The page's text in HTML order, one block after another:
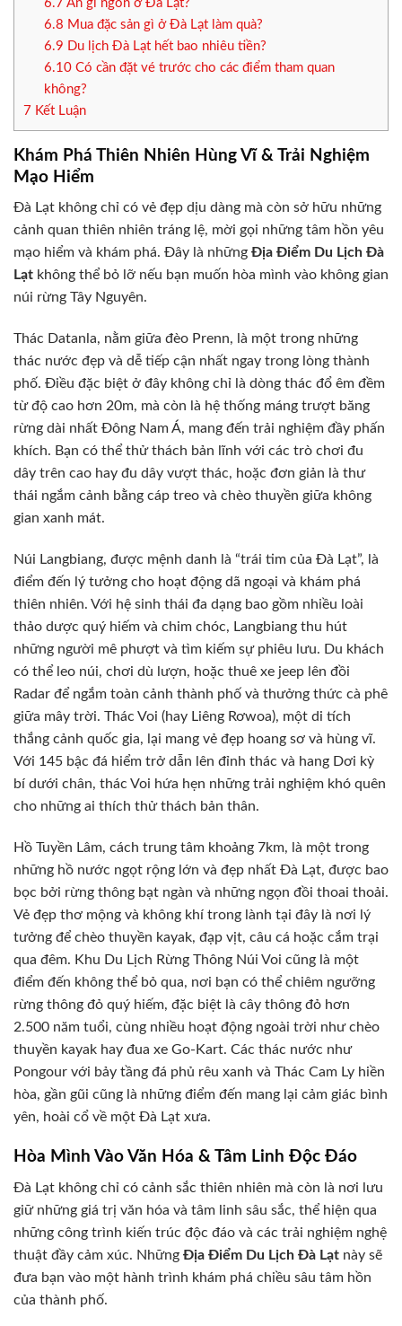
6.7 Ăn gì ngon ở Đà Lạt?
6.8 Mua đặc sản gì ở Đà Lạt làm quà?
6.9 Du lịch Đà Lạt hết bao nhiêu tiền?
6.10Có cần đặt vé trước cho các điểm tham quan
không?
7 Kết Luận
Khám Phá Thiên Nhiên Hùng Vĩ & Trải Nghiệm
Mạo Hiểm
Đà Lạt không chỉ có vẻ đẹp dịu dàng mà còn sở hữu những
cảnh quan thiên nhiên tráng lệ, mời gọi những tâm hồn yêu
mạo hiểm và khám phá. Đây là những Địa Điểm Du Lịch Đà
Lạt không thể bỏ lỡ nếu bạn muốn hòa mình vào không gian
núi rừng Tây Nguyên.
Thác Datanla, nằm giữa đèo Prenn, là một trong những
thác nước đẹp và dễ tiếp cận nhất ngay trong lòng thành
phố. Điều đặc biệt ở đây không chỉ là dòng thác đổ êm đềm
từ độ cao hơn 20m, mà còn là hệ thống máng trượt băng
rừng dài nhất Đông Nam Á, mang đến trải nghiệm đầy phấn
khích. Bạn có thể thử thách bản lĩnh với các trò chơi đu
dây trên cao hay đu dây vượt thác, hoặc đơn giản là thư
thái ngắm cảnh bằng cáp treo và chèo thuyền giữa không
gian xanh mát.
Núi Langbiang, được mệnh danh là “trái tim của Đà Lạt”, là
điểm đến lý tưởng cho hoạt động dã ngoại và khám phá
thiên nhiên. Với hệ sinh thái đa dạng bao gồm nhiều loài
thảo dược quý hiếm và chim chóc, Langbiang thu hút
những người mê phượt và tìm kiếm sự phiêu lưu. Du khách
có thể leo núi, chơi dù lượn, hoặc thuê xe jeep lên đồi
Radar để ngắm toàn cảnh thành phố và thưởng thức cà phê
giữa mây trời. Thác Voi (hay Liêng Rơwoa), một di tích
thắng cảnh quốc gia, lại mang vẻ đẹp hoang sơ và hùng vĩ.
Với 145 bậc đá hiểm trở dẫn lên đỉnh thác và hang Dơi kỳ
bí dưới chân, thác Voi hứa hẹn những trải nghiệm khó quên
cho những ai thích thử thách bản thân.
Hồ Tuyền Lâm, cách trung tâm khoảng 7km, là một trong
những hồ nước ngọt rộng lớn và đẹp nhất Đà Lạt, được bao
bọc bởi rừng thông bạt ngàn và những ngọn đồi thoai thoải.
Vẻ đẹp thơ mộng và không khí trong lành tại đây là nơi lý
tưởng để chèo thuyền kayak, đạp vịt, câu cá hoặc cắm trại
qua đêm. Khu Du Lịch Rừng Thông Núi Voi cũng là một
điểm đến không thể bỏ qua, nơi bạn có thể chiêm ngưỡng
rừng thông đỏ quý hiếm, đặc biệt là cây thông đỏ hơn
2.500 năm tuổi, cùng nhiều hoạt động ngoài trời như chèo
thuyền kayak hay đua xe Go-Kart. Các thác nước như
Pongour với bảy tầng đá phủ rêu xanh và Thác Cam Ly hiền
hòa, gần gũi cũng là những điểm đến mang lại cảm giác bình
yên, hoài cổ về một Đà Lạt xưa.
Hòa Mình Vào Văn Hóa & Tâm Linh Độc Đáo
Đà Lạt không chỉ có cảnh sắc thiên nhiên mà còn là nơi lưu
giữ những giá trị văn hóa và tâm linh sâu sắc, thể hiện qua
những công trình kiến trúc độc đáo và các trải nghiệm nghệ
thuật đầy cảm xúc. Những Địa Điểm Du Lịch Đà Lạt này sẽ
đưa bạn vào một hành trình khám phá chiều sâu tâm hồn
của thành phố.